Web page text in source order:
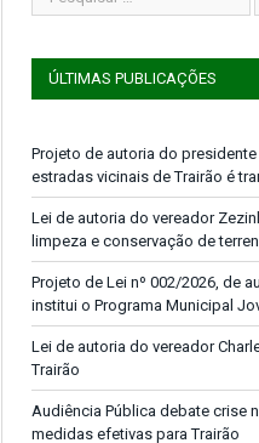
ÚLTIMAS PUBLICAÇÕES
Projeto de autoria do
estradas vicinais de Trairão é
Lei de autoria do vereador
limpeza e conservação de
Projeto de Lei nº 002/2026, de
institui o Programa Municipal
Lei de autoria do vereador
Trairão
Audiência Pública debate crise
medidas efetivas para Trairão